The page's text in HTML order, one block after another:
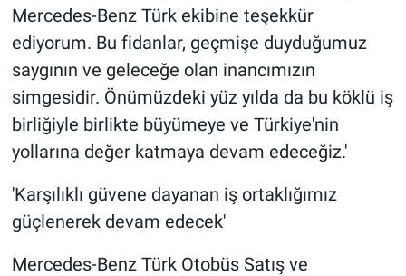
Mercedes-Benz Türk ekibine teşekkür
ediyorum. Bu fidanlar, geçmişe duyduğumuz
saygının ve geleceğe olan inancımızın
simgesidir. Önümüzdeki yüz yılda da bu köklü iş
birliğiyle birlikte büyümeye ve Türkiye'nin
yollarına değer katmaya devam edeceğiz.'
'Karşılıklı güvene dayanan iş ortaklığımız
güçlenerek devam edecek'
Mercedes-Benz Türk Otobüs Satış ve